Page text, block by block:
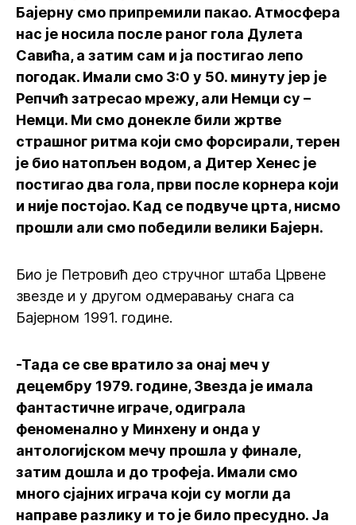
Бајерну смо припремили пакао. Атмосфера
нас је носила после раног гола Дулета
Савића, а затим сам и ја постигао лепо
погодак. Имали смо 3:0 у 50. минуту јер је
Репчић затресао мрежу, али Немци су –
Немци. Ми смо донекле били жртве
страшног ритма који смо форсирали, терен
је био натопљен водом, а Дитер Хенес је
постигао два гола, први после корнера који
и није постојао. Кад се подвуче црта, нисмо
прошли али смо победили велики Бајерн.
Био је Петровић део стручног штаба Црвене
звезде и у другом одмеравању снага са
Бајерном 1991. године.
-Тада се све вратило за онај меч у
децембру 1979. године, Звезда је имала
фантастичне играче, одиграла
феноменално у Минхену и онда у
антологијском мечу прошла у финале,
затим дошла и до трофеја. Имали смо
много сјајних играча који су могли да
направе разлику и то је било пресудно. Ја